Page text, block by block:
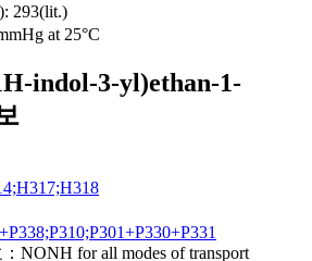
293(lit.)
at 25°C
indol-3-yl)ethan-1-
NONH for all modes of transport